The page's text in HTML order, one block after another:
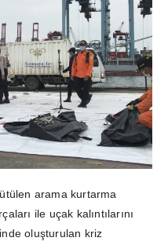
arama kurtarma
ile uçak kalıntılarını
oluşturulan kriz